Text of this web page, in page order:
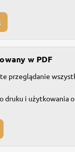
w PDF
przeglądanie
druku i użytkowania